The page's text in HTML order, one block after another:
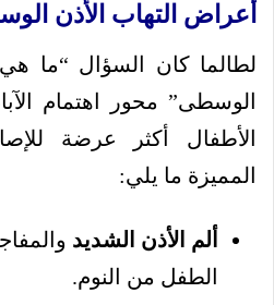
أعراض التهاب الأذن
لطالما كان السؤال “ما
الوسطى” محور اهتمام
الأطفال أكثر عرضة
المميزة ما يلي:
ألم الأذن الشديد
الطفل من النوم.